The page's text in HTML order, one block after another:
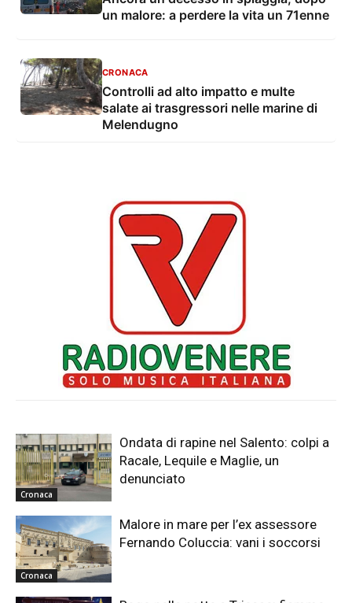
un malore: a perdere la vita un 71enne
CRONACA
Controlli ad alto impatto e multe
salate ai trasgressori nelle marine di
Melendugno
Cronaca
Ondata di rapine nel Salento: colpi a
Racale, Lequile e Maglie, un
denunciato
Cronaca
Malore in mare per l’ex assessore
Fernando Coluccia: vani i soccorsi